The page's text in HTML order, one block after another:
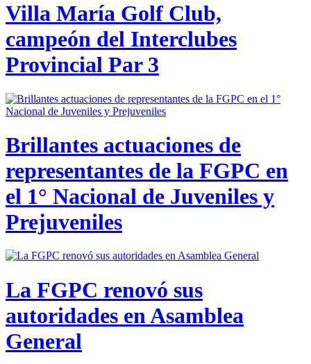
Villa María Golf Club,
campeón del Interclubes
Provincial Par 3
Brillantes actuaciones de
representantes de la FGPC en
el 1° Nacional de Juveniles y
Prejuveniles
La FGPC renovó sus
autoridades en Asamblea
General